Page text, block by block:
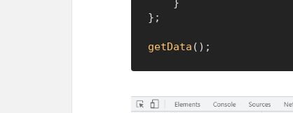
};
getData